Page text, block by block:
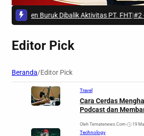
Buruk Dibalik Aktivitas PT. FHT|#2 -
Editor Pick
Beranda/Editor Pick
Travel
Cara Cerdas
Podcast dan
Oleh Ternatenews.com• 19
Technology